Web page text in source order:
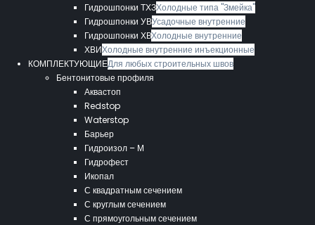
Гидрошпонки ТХЗХолодные типа "Змейка"
Гидрошпонки УВУсадочные внутренние
Гидрошпонки ХВХолодные внутренние
ХВИХолодные внутренние инъекционные
КОМПЛЕКТУЮЩИЕДля любых строительных швов
Бентонитовые профиля
Аквастоп
Redstop
Waterstop
Барьер
Гидроизол – М
Гидрофест
Икопал
С квадратным сечением
С круглым сечением
С прямоугольным сечением